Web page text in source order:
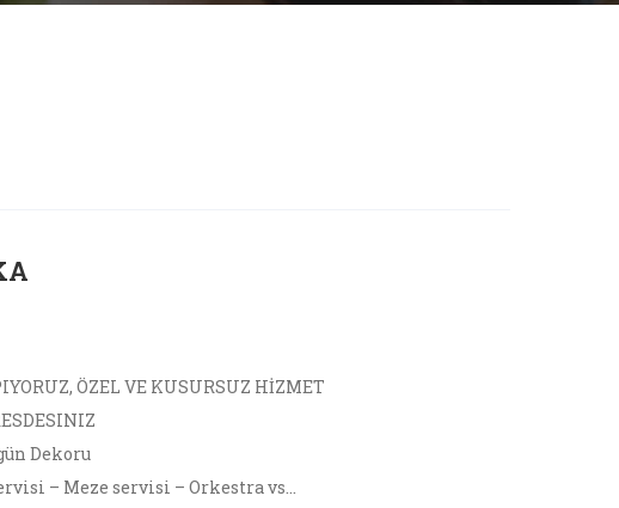
ÖZEL VE KUSURSUZ HİZMET
Dekoru
– Meze servisi – Orkestra vs…